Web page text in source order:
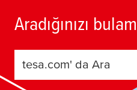
Aradığınızı
tesa.com' da Ara